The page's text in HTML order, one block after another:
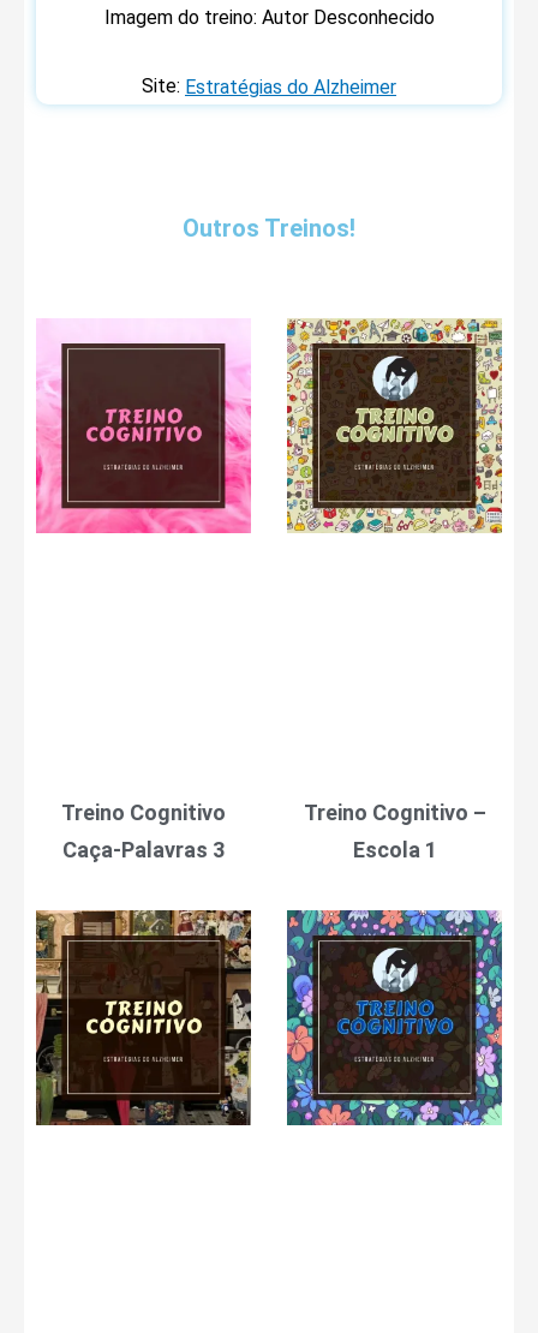
Imagem do treino: Autor Desconhecido
Site: Estratégias do Alzheimer
Outros Treinos!
Treino Cognitivo
Caça-Palavras 3
Treino Cognitivo –
Escola 1